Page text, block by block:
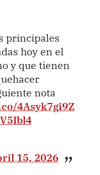
principales
hoy en el
y que tienen
nota
4Asyk7gi9Z
15, 2026